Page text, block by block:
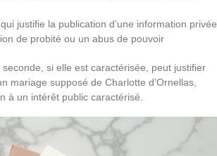
justifie la publication d’une information privée
de probité ou un abus de pouvoir
si elle est caractérisée, peut justifier
mariage supposé de Charlotte d’Ornellas,
à un intérêt public caractérisé.